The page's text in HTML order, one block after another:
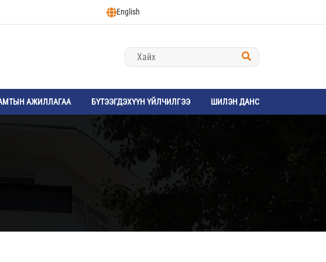
English
АЖИЛЛАГАА БҮТЭЭГДЭХҮҮН ҮЙЛЧИЛГЭЭ ШИЛЭН ДАНС